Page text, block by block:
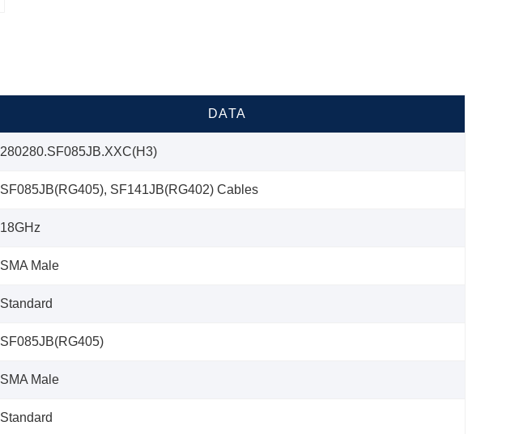
DATA
280280.SF085JB.XXC(H3)
SF085JB(RG405), SF141JB(RG402) Cables
18GHz
SMA Male
Standard
SF085JB(RG405)
SMA Male
Standard